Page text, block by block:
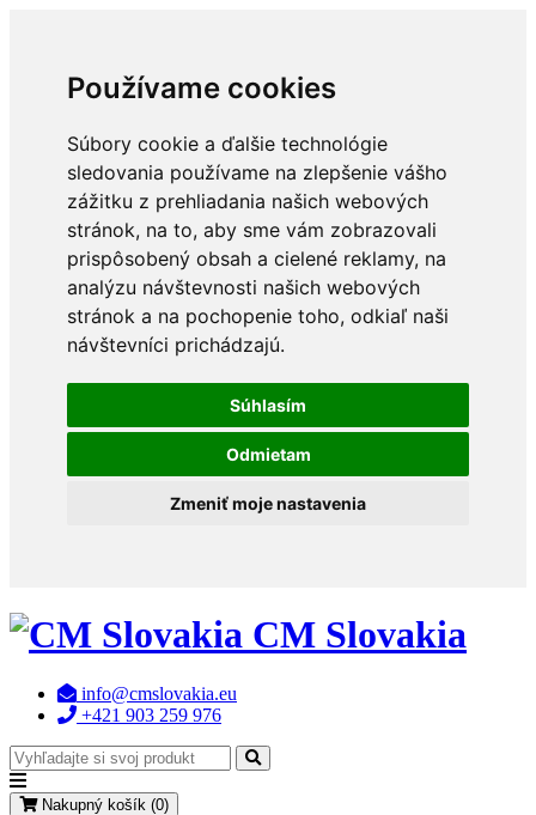
Používame cookies
Súbory cookie a ďalšie technológie
sledovania používame na zlepšenie vášho
zážitku z prehliadania našich webových
stránok, na to, aby sme vám zobrazovali
prispôsobený obsah a cielené reklamy, na
analýzu návštevnosti našich webových
stránok a na pochopenie toho, odkiaľ naši
návštevníci prichádzajú.
Súhlasím
Odmietam
Zmeniť moje nastavenia
CM Slovakia
info@cmslovakia.eu
+421 903 259 976
Nakupný košík (0)